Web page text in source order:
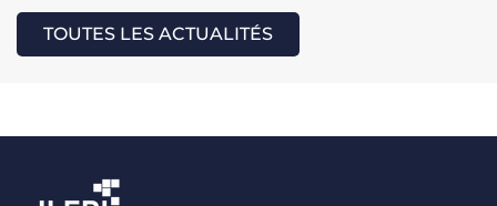
TOUTES LES ACTUALITÉS